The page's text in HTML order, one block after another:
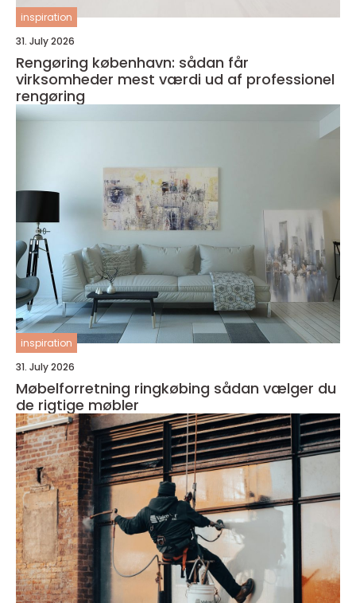
inspiration
31. July 2026
Rengøring københavn: sådan får
virksomheder mest værdi ud af professionel
rengøring
inspiration
31. July 2026
Møbelforretning ringkøbing sådan vælger du
de rigtige møbler